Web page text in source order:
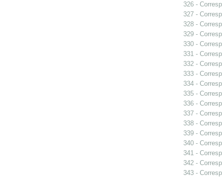
326 -
327 -
328 -
329 -
330 -
331 -
332 -
333 -
334 -
335 -
336 -
337 -
338 -
339 -
340 -
341 -
342 -
343 -